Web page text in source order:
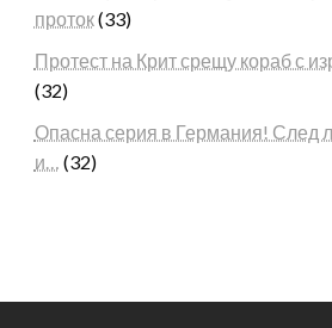
проток(33)
Протест на Крит срещу кораб с
(32)
Опасна серия в Германия! След
и… (32)